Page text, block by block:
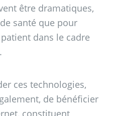
être dramatiques,
santé que pour
dans le cadre
.
ces technologies,
de bénéficier
constituent